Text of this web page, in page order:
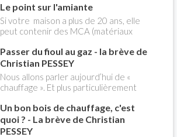
pleines, heures creuses. Aujourd'hui
Christian PESSEY vous explique tout
ce qu'il faut savoir sur la nouvelle
modification du système "heures
creuses" qui concerne près de 15
millions de Français !
Le point sur l'amiante
Si votre maison a plus de 20 ans, elle
peut contenir des MCA (matériaux
panique, on fait le point dans notre
flash news n°3 spéciale Amiante et
ses dangers avec Christian Pessey
Passer du fioul au gaz - la brève de
Christian PESSEY
Nous allons parler aujourd’hui de «
chauffage ». Et plus particulièrement
aborder l’abandon du fioul au profit du
gaz.
Un bon bois de chauffage, c'est
quoi ? - La brève de Christian
PESSEY